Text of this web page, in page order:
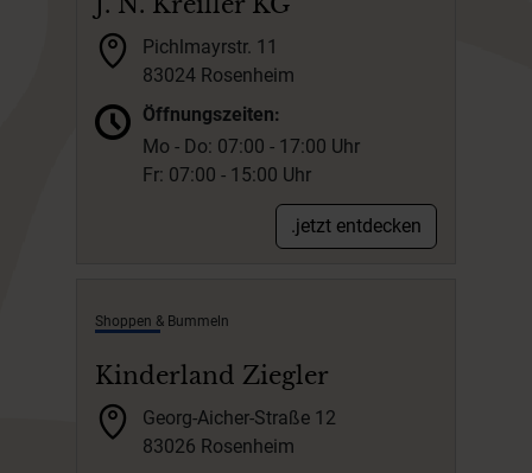
Pichlmayrstr. 11
83024 Rosenheim
Öffnungszeiten:
Mo - Do: 07:00 - 17:00 Uhr
Fr: 07:00 - 15:00 Uhr
.jetzt entdecken
Shoppen & Bummeln
Kinderland Ziegler
Georg-Aicher-Straße 12
83026 Rosenheim